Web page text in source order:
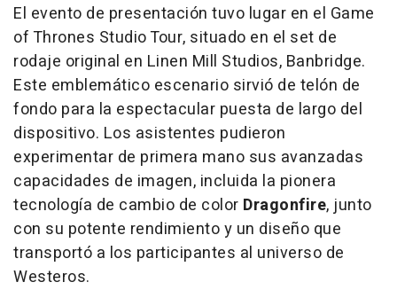
El evento de presentación tuvo lugar en el Game
of Thrones Studio Tour, situado en el set de
rodaje original en Linen Mill Studios, Banbridge.
Este emblemático escenario sirvió de telón de
fondo para la espectacular puesta de largo del
dispositivo. Los asistentes pudieron
experimentar de primera mano sus avanzadas
capacidades de imagen, incluida la pionera
tecnología de cambio de color Dragonfire, junto
con su potente rendimiento y un diseño que
transportó a los participantes al universo de
Westeros.